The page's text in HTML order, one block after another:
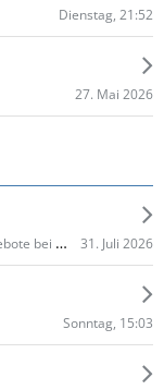
Dienstag, 21:52
27. Mai 2026
Allgemeiner Thread für Vertragsverlängerungsangebote bei Telefónica o2 31. Juli 2026
Sonntag, 15:03